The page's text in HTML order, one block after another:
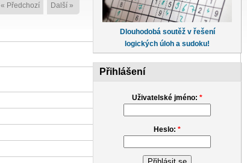
« Předchozí Další »
Dlouhodobá soutěž v řešení
logických úloh a sudoku!
Přihlášení
Uživatelské jméno: *
Heslo: *